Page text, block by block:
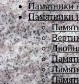
Памятники
Памятники